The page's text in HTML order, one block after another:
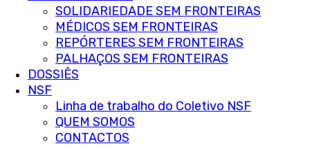
SOLIDARIEDADE SEM FRONTEIRAS
MÉDICOS SEM FRONTEIRAS
REPÓRTERES SEM FRONTEIRAS
PALHAÇOS SEM FRONTEIRAS
DOSSIÊS
NSF
Linha de trabalho do Coletivo NSF
QUEM SOMOS
CONTACTOS